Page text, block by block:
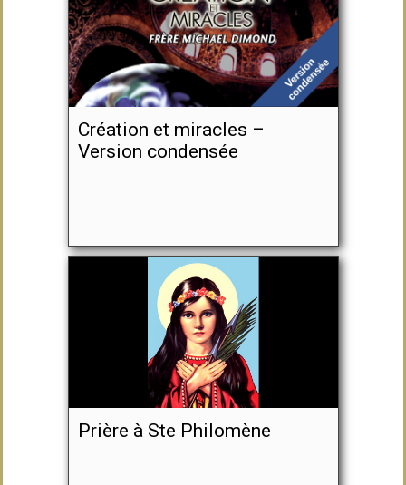
Création et miracles –
Version condensée
Prière à Ste Philomène